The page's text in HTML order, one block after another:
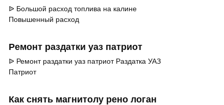
ᐉ Большой расход топлива на калине
Повышенный расход
Ремонт раздатки уаз патриот
ᐉ Ремонт раздатки уаз патриот Раздатка УАЗ
Патриот
Как снять магнитолу рено логан